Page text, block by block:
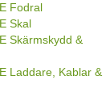
Fodral
Skal
Skärmskydd &
Laddare, Kablar &